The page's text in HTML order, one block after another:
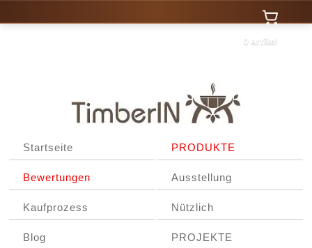
0 Artikel
Startseite PRODUKTE
Bewertungen Ausstellung
Kaufprozess Nützlich
Blog PROJEKTE